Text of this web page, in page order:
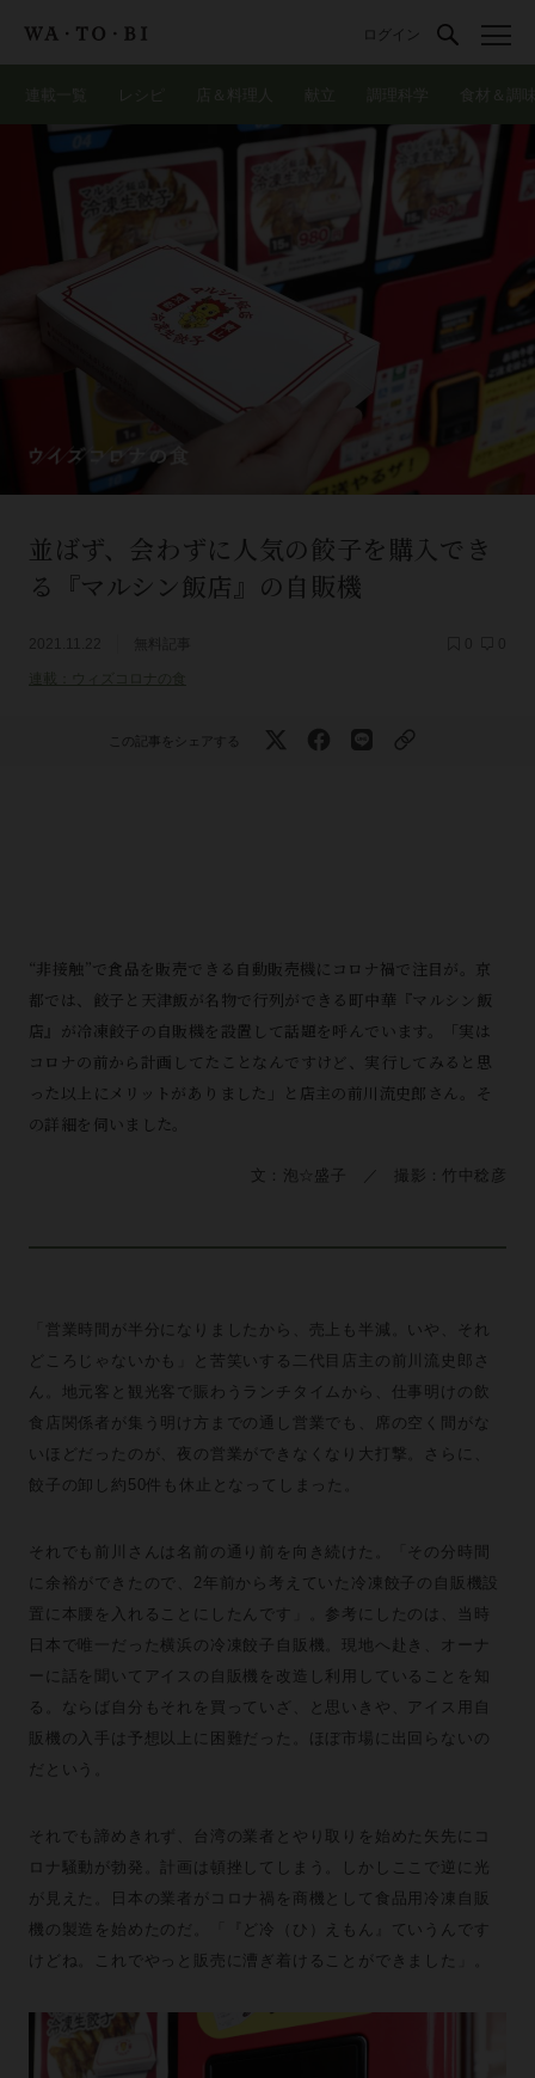
ログイン
並ばず、会わずに人気の餃子を購入でき
る『マルシン飯店』の自販機
連載：ウィズコロナの食
この記事をシェアする
“非接触”で食品を販売できる自動販売機にコロナ禍で注目が。京
都では、餃子と天津飯が名物で行列ができる町中華『マルシン飯
店』が冷凍餃子の自販機を設置して話題を呼んでいます。「実は
コロナの前から計画してたことなんですけど、実行してみると思
った以上にメリットがありました」と店主の前川流史郎さん。そ
の詳細を伺いました。
文：泡☆盛子 ／ 撮影：竹中稔彦
「営業時間が半分になりましたから、売上も半減。いや、それ
どころじゃないかも」と苦笑いする二代目店主の前川流史郎さ
ん。地元客と観光客で賑わうランチタイムから、仕事明けの飲
食店関係者が集う明け方までの通し営業でも、席の空く間がな
いほどだったのが、夜の営業ができなくなり大打撃。さらに、
餃子の卸し約50件も休止となってしまった。
それでも前川さんは名前の通り前を向き続けた。「その分時間
に余裕ができたので、2年前から考えていた冷凍餃子の自販機設
置に本腰を入れることにしたんです」。参考にしたのは、当時
日本で唯一だった横浜の冷凍餃子自販機。現地へ赴き、オーナ
ーに話を聞いてアイスの自販機を改造し利用していることを知
る。ならば自分もそれを買っていざ、と思いきや、アイス用自
販機の入手は予想以上に困難だった。ほぼ市場に出回らないの
だという。
それでも諦めきれず、台湾の業者とやり取りを始めた矢先にコ
ロナ騒動が勃発。計画は頓挫してしまう。しかしここで逆に光
が見えた。日本の業者がコロナ禍を商機として食品用冷凍自販
機の製造を始めたのだ。「『ど冷（ひ）えもん』ていうんです
けどね。これでやっと販売に漕ぎ着けることができました」。